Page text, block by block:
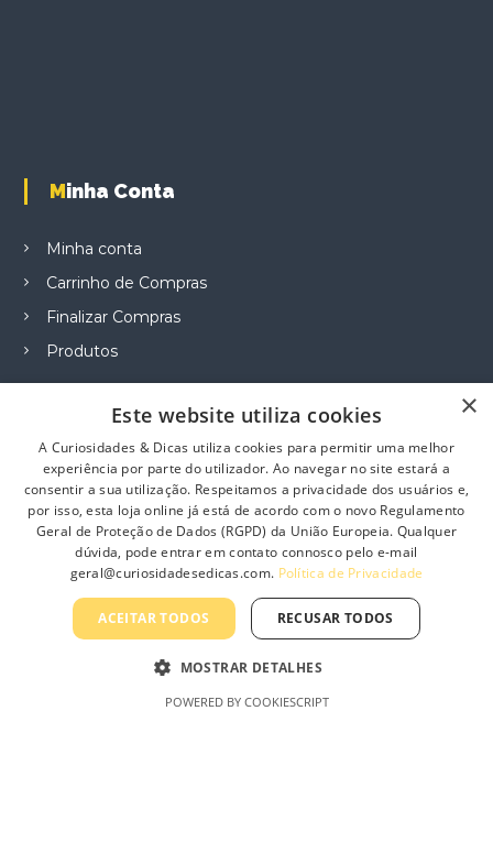
Minha Conta
Minha conta
Carrinho de Compras
Finalizar Compras
Produtos
Informação
Sobre Nós
Contacte-nos
Profissionais
Política de Privacidade
Termos e Condições de Revenda
×
Este website utiliza cookies
A Curiosidades & Dicas utiliza cookies para permitir uma melhor
experiência por parte do utilizador. Ao navegar no site estará a
consentir a sua utilização. Respeitamos a privacidade dos usuários e,
por isso, esta loja online já está de acordo com o novo Regulamento
Geral de Proteção de Dados (RGPD) da União Europeia. Qualquer
dúvida, pode entrar em contato connosco pelo e-mail
geral@curiosidadesedicas.com. Política de Privacidade
ACEITAR TODOS RECUSAR TODOS
MOSTRAR DETALHES
POWERED BY COOKIESCRIPT